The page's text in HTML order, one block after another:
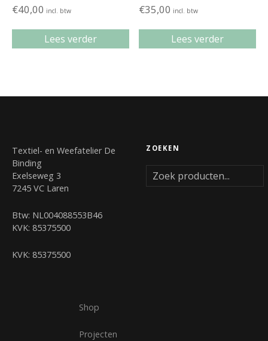
€40,00 incl. btw
Lees verder
€35,00 incl. btw
Lees verder
Textiel- en Weefatelier De
Binding
Exelseweg 3
7245 VC Laren
Btw: NL004088553B46
KVK: 85375500
KVK: 85375500
ZOEKEN
Shop
Projecten